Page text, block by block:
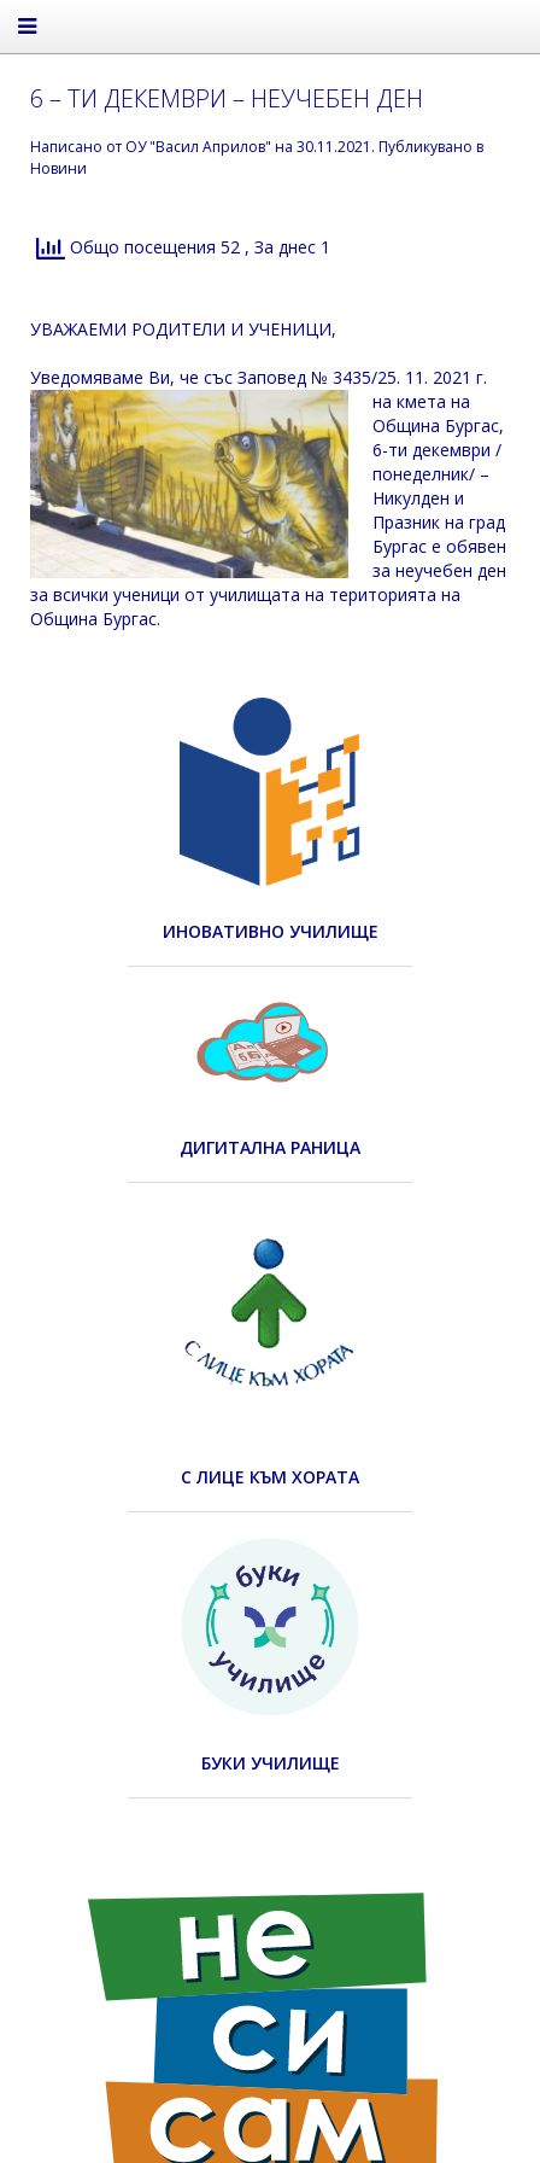
6 – ТИ ДЕКЕМВРИ – НЕУЧЕБЕН ДЕН
Написано от ОУ "Васил Априлов" на 30.11.2021 . Публикувано в
Новини
Общо посещения 52 , За днес 1
УВАЖАЕМИ РОДИТЕЛИ И УЧЕНИЦИ,
Уведомяваме Ви, че със Заповед № 3435/25. 11. 2021 г.
на кмета на
Община Бургас,
6-ти декември /
понеделник/ –
Никулден и
Празник на град
Бургас е обявен
за неучебен ден
за всички ученици от училищата на територията на
Община Бургас.
ИНОВАТИВНО УЧИЛИЩЕ
ДИГИТАЛНА РАНИЦА
С ЛИЦЕ КЪМ ХОРАТА
БУКИ УЧИЛИЩЕ